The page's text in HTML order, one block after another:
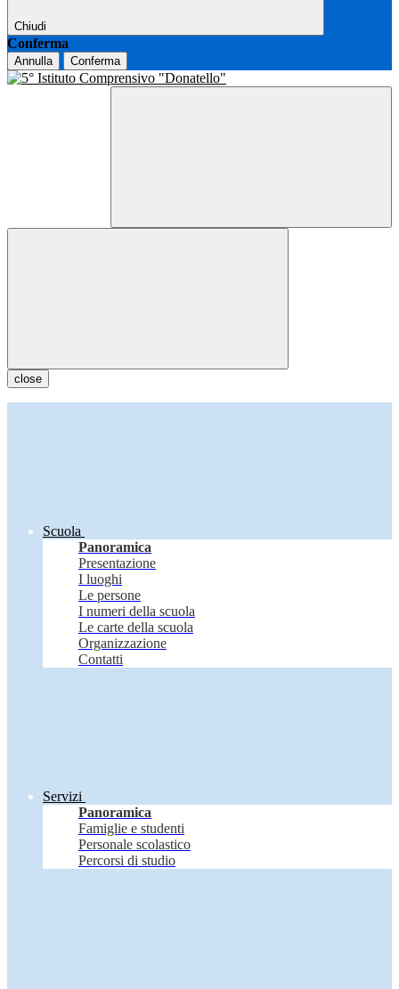
Chiudi
Conferma
Annulla Conferma
close
Scuola
Panoramica
Presentazione
I luoghi
Le persone
I numeri della scuola
Le carte della scuola
Organizzazione
Contatti
Servizi
Panoramica
Famiglie e studenti
Personale scolastico
Percorsi di studio